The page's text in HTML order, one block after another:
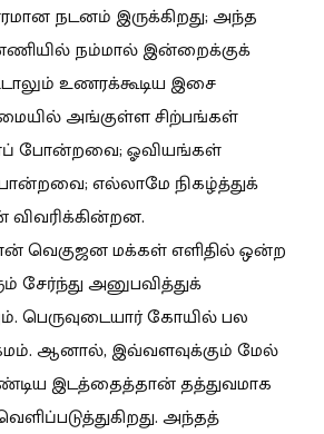
நடனம் இருக்கிறது; அந்த
நம்மால் இன்றைக்குக்
உணரக்கூடிய இசை
அங்குள்ள சிற்பங்கள்
போன்றவை; ஓவியங்கள்
எல்லாமே நிகழ்த்துக்
வெகுஜன மக்கள் எளிதில் ஒன்ற
சேர்ந்து அனுபவித்துக்
பெருவுடையார் கோயில் பல
ஆனால், இவ்வளவுக்கும் மேல்
இடத்தைத்தான் தத்துவமாக
அந்தத்